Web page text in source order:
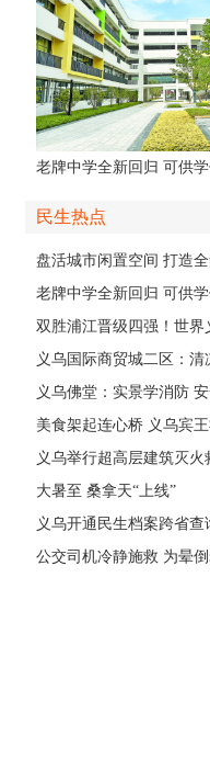
老牌中学全新回归 可供
民生热点
盘活城市闲置空间 打造
质量落地省级文体民生实
老牌中学全新回归 可供
中学9月投用
双胜浦江晋级四强！世界
日主场开打
义乌国际商贸城二区：
商可就近领取
义乌佛堂：实景学消防
美食架起连心桥 义乌宾
义乌举行超高层建筑灭火
大暑至 桑拿天“上线”
义乌开通民生档案跨省查
合作
公交司机冷静施救 为晕